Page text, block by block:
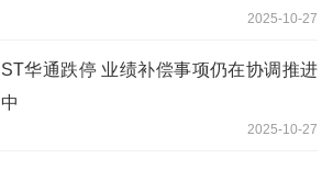
2025-10-27
ST华通跌停 业绩补偿事项仍在协调推进
中
2025-10-27